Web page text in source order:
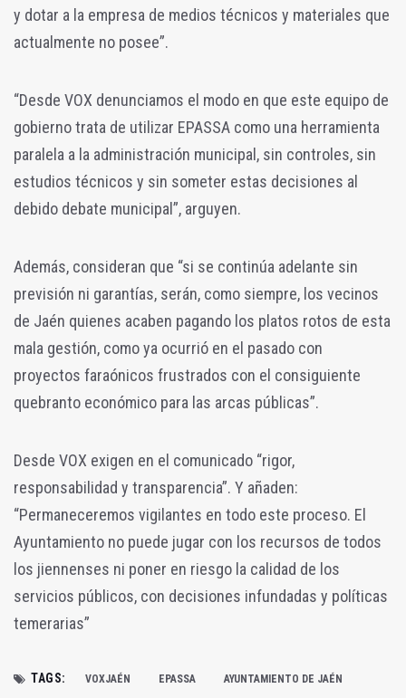
y dotar a la empresa de medios técnicos y materiales que
actualmente no posee”.
“Desde VOX denunciamos el modo en que este equipo de
gobierno trata de utilizar EPASSA como una herramienta
paralela a la administración municipal, sin controles, sin
estudios técnicos y sin someter estas decisiones al
debido debate municipal”, arguyen.
Además, consideran que “si se continúa adelante sin
previsión ni garantías, serán, como siempre, los vecinos
de Jaén quienes acaben pagando los platos rotos de esta
mala gestión, como ya ocurrió en el pasado con
proyectos faraónicos frustrados con el consiguiente
quebranto económico para las arcas públicas”.
Desde VOX exigen en el comunicado “rigor,
responsabilidad y transparencia”. Y añaden:
“Permaneceremos vigilantes en todo este proceso. El
Ayuntamiento no puede jugar con los recursos de todos
los jiennenses ni poner en riesgo la calidad de los
servicios públicos, con decisiones infundadas y políticas
temerarias”
TAGS: VOXJAÉN EPASSA AYUNTAMIENTO DE JAÉN